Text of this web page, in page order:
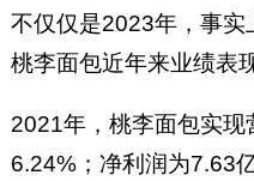
不仅仅是2023年，事实
桃李面包近年来业绩表
2021年，桃李面包实
6.24%；净利润为7.63